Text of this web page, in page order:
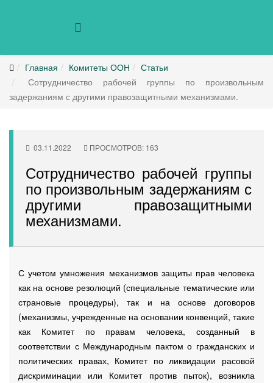
Главная Комитеты ООН
Статьи
Сотрудничество рабочей группы по произвольным
задержаниям с другими правозащитными механизмами.
03.11.2022 ПРОСМОТРОВ: 163
Сотрудничество рабочей группы
по произвольным задержаниям с
другими правозащитными
механизмами.
С учетом умножения механизмов защиты прав человека
как на основе резолюций (специальные тематические или
страновые процедуры), так и на основе договоров
(механизмы, учрежденные на основании конвенций, такие
как Комитет по правам человека, созданный в
соответствии с Международным пактом о гражданских и
политических правах, Комитет по ликвидации расовой
дискриминации или Комитет против пыток), возникла